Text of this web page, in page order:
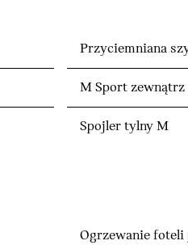
Przyciemniana
M Sport zewnątrz
Spojler tylny M
Ogrzewanie foteli